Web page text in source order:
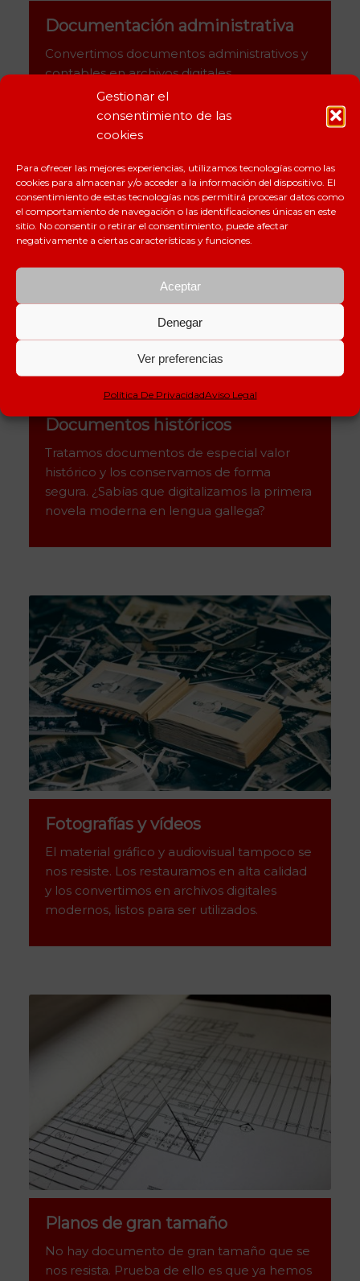
Gestionar el
consentimiento de las
cookies
Para ofrecer las mejores experiencias, utilizamos tecnologías como las
cookies para almacenar y/o acceder a la información del dispositivo. El
consentimiento de estas tecnologías nos permitirá procesar datos como
el comportamiento de navegación o las identificaciones únicas en este
sitio. No consentir o retirar el consentimiento, puede afectar
negativamente a ciertas características y funciones.
Aceptar
Denegar
Ver preferencias
Política De PrivacidadAviso Legal
Documentación administrativa
Convertimos documentos administrativos y
contables en archivos digitales.
Prácticamente, no hay concello en Galicia
que no nos conozca por esta labor.
Documentos históricos
Tratamos documentos de especial valor
histórico y los conservamos de forma
segura. ¿Sabías que digitalizamos la primera
novela moderna en lengua gallega?
Fotografías y vídeos
El material gráfico y audiovisual tampoco se
nos resiste. Los restauramos en alta calidad
y los convertimos en archivos digitales
modernos, listos para ser utilizados.
Planos de gran tamaño
No hay documento de gran tamaño que se
nos resista. Prueba de ello es que ya hemos